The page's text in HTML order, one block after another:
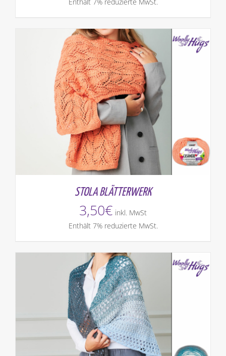
STOLA BLÄTTERWERK
3,50€ inkl. MwSt
Enthält 7% reduzierte MwSt.